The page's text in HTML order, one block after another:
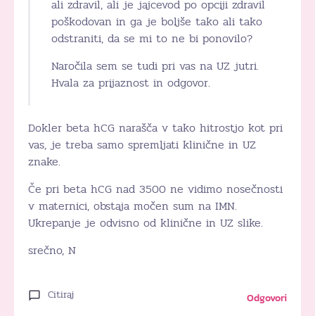
ali zdravil, ali je jajcevod po opciji zdravil
poškodovan in ga je boljše tako ali tako
odstraniti, da se mi to ne bi ponovilo?
Naročila sem se tudi pri vas na UZ jutri.
Hvala za prijaznost in odgovor.
Dokler beta hCG narašča v tako hitrostjo kot pri
vas, je treba samo spremljati klinične in UZ
znake.
Če pri beta hCG nad 3500 ne vidimo nosečnosti
v maternici, obstaja močen sum na IMN.
Ukrepanje je odvisno od klinične in UZ slike.
srečno, N
Citiraj Odgovori